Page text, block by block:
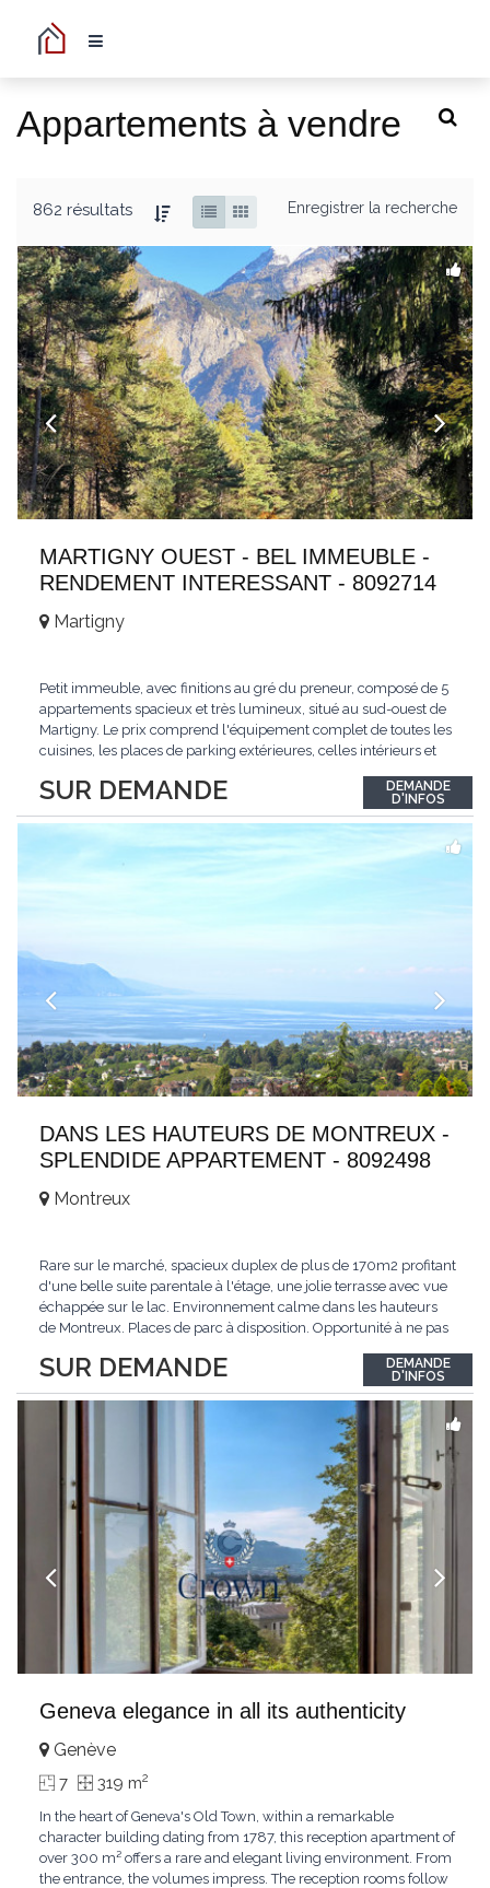
Appartements à vendre
862 résultats Enregistrer la recherche
MARTIGNY OUEST - BEL IMMEUBLE -
RENDEMENT INTERESSANT - 8092714
SUR DEMANDE
Martigny
Petit immeuble, avec finitions au gré du preneur, composé de 5
appartements spacieux et très lumineux, situé au sud-ouest de
Martigny. Le prix comprend l'équipement complet de toutes les
cuisines, les places de parking extérieures, celles intérieurs et
opportunité exclusive avec un rendement intéressant. Plus
d'informations...
DEMANDE
D'INFOS
DANS LES HAUTEURS DE MONTREUX -
SPLENDIDE APPARTEMENT - 8092498
SUR DEMANDE
Montreux
Rare sur le marché, spacieux duplex de plus de 170m2 profitant
d'une belle suite parentale à l'étage, une jolie terrasse avec vue
échappée sur le lac. Environnement calme dans les hauteurs
de Montreux. Places de parc à disposition. Opportunité à ne pas
auf dem Markt, geräumiges Duplex von mehr als 170m2 mit
einer schönen...
DEMANDE
D'INFOS
Geneva elegance in all its authenticity
Genève
7 319 m2
In the heart of Geneva's Old Town, within a remarkable
character building dating from 1787, this reception apartment of
over 300 m² offers a rare and elegant living environment. From
the entrance, the volumes impress. The reception rooms follow